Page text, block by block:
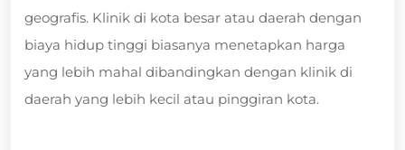
geografis. Klinik di kota besar atau daerah dengan
biaya hidup tinggi biasanya menetapkan harga
yang lebih mahal dibandingkan dengan klinik di
daerah yang lebih kecil atau pinggiran kota.